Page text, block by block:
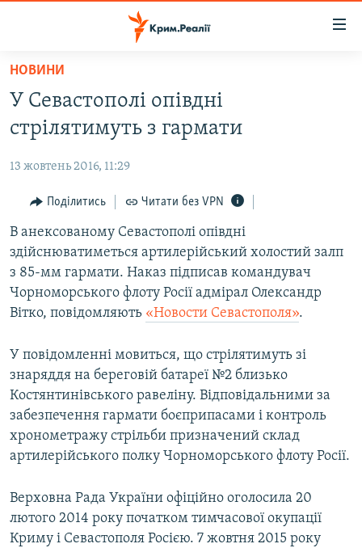
Перейти
основного
матеріалу
Перейти
до
навігації
Перейти
до
пошуку
ВІДЕО ТА ФОТО
ПОЛІТИКА
БЛОГИ
ПОГЛЯД
ІНТЕРВ'Ю
ВСЕ ЗА ДЕНЬ
СПЕЦПРОЕКТИ
ДЕПОРТАЦІЯ
ВІДЕОУРОКИ «ELIFBE»
СВІДЧЕННЯ ОКУПАЦІЇ
УКРАЇНСЬКА ПРОБЛЕМА КРИМУ
ІНФОГРАФІКА
ЯК ОБІЙТИ БЛОКУВАННЯ
Русский
Qırımtatar
ДОЛУЧАЙСЯ!
Усі сайти RFE/RL
НОВИНИ
У Севастополі опівдні
стрілятимуть з гармати
13 жовтень 2016, 11:29
Поділитись Читати без VPN
В анексованому Севастополі опівдні
здійснюватиметься артилерійський холостий залп
з 85-мм гармати. Наказ підписав командувач
Чорноморського флоту Росії адмірал Олександр
Вітко, повідомляють «Новости Севастополя».
У повідомленні мовиться, що стрілятимуть зі
знаряддя на береговій батареї №2 близько
Костянтинівського равеліну. Відповідальними за
забезпечення гармати боєприпасами і контроль
хронометражу стрільби призначений склад
артилерійського полку Чорноморського флоту Росії.
Верховна Рада України офіційно оголосила 20
лютого 2014 року початком тимчасової окупації
Криму і Севастополя Росією. 7 жовтня 2015 року